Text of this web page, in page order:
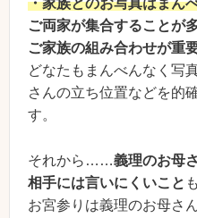
・家族とのお写真はまん
ご両家が集合することが
ご家族の組み合わせが重
どなたもまんべんなく写
さんの立ち位置などを的
す。
それから……義理のお母
相手には言いにくいこと
お宮参りは義理のお母さ